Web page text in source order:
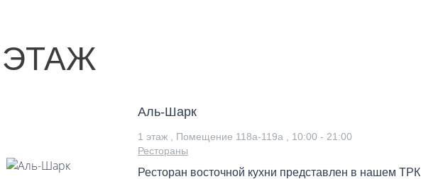
Аль-Шарк
1 этаж , Помещение 118а-119а ,
10:00 - 21:00
Рестораны
Ресторан восточной кухни представлен в нашем ТРК